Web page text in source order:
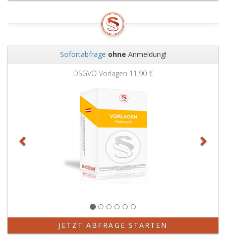
die
Kosten
des
nach
18. Hauptstück
über
Bestimmung
der
Gebühren
Dolmetscher
nach
Sofortabfrage ohne Anmeldung!
DSGVO Vorlagen 11,90 €
JETZT ABFRAGE STARTEN